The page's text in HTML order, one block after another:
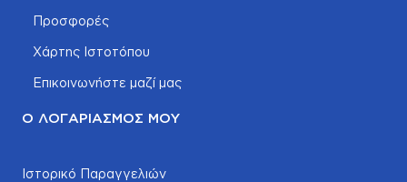
Προσφορές
Χάρτης Ιστοτόπου
Επικοινωνήστε μαζί μας
Ο ΛΟΓΑΡΙΑΣΜΌΣ ΜΟΥ
Ιστορικό Παραγγελιών